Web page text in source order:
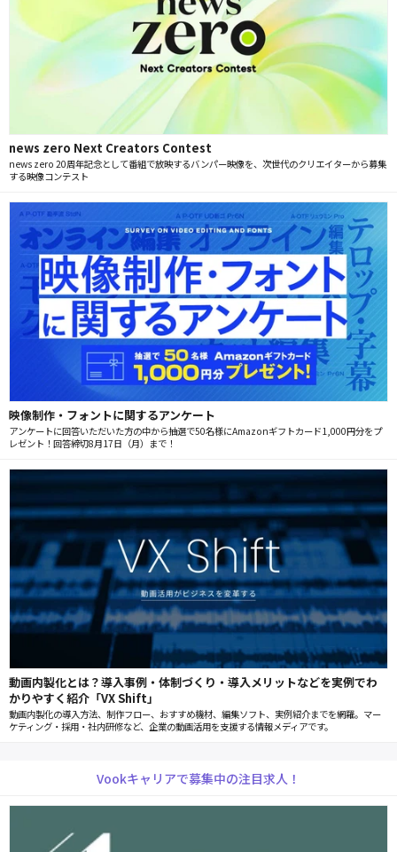
news zero Next Creators Contest
news zero 20周年記念として番組で放映するバンパー映像を、次世代のクリエイターから募集
する映像コンテスト
映像制作・フォントに関するアンケート
アンケートに回答いただいた方の中から抽選で50名様にAmazonギフトカード1,000円分をプ
レゼント！回答締切8月17日（月）まで！
動画内製化とは？導入事例・体制づくり・導入メリットなどを実例でわ
かりやすく紹介「VX Shift」
動画内製化の導入方法、制作フロー、おすすめ機材、編集ソフト、実例紹介までを網羅。マー
ケティング・採用・社内研修など、企業の動画活用を支援する情報メディアです。
Vookキャリアで募集中の注目求人！